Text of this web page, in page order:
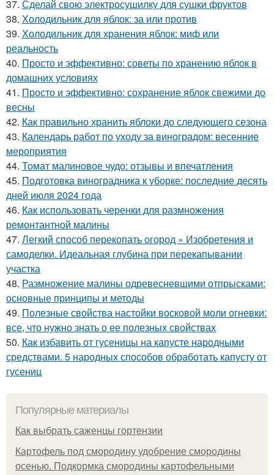
37. Сделай свою электросушилку для сушки фруктов
38. Холодильник для яблок: за или против
39. Холодильник для хранения яблок: миф или
реальность
40. Просто и эффективно: советы по хранению яблок в
домашних условиях
41. Просто и эффективно: сохранение яблок свежими до
весны
42. Как правильно хранить яблоки до следующего сезона
43. Календарь работ по уходу за виноградом: весенние
мероприятия
44. Томат малиновое чудо: отзывы и впечатления
45. Подготовка виноградника к уборке: последние десять
дней июля 2024 года
46. Как использовать черенки для размножения
ремонтантной малины
47. Легкий способ перекопать огород » Изобретения и
самоделки. Идеальная глубина при перекапывании
участка
48. Размножение малины одревесневшими отпрысками:
основные принципы и методы
49. Полезные свойства настойки восковой моли огневки:
все, что нужно знать о ее полезных свойствах
50. Как избавить от гусеницы на капусте народными
средствами. 5 народных способов обработать капусту от
гусениц
Популярные материалы
Как выбрать саженцы гортензии
Картофель под смородину удобрение смородины
осенью. Подкормка смородины картофельными